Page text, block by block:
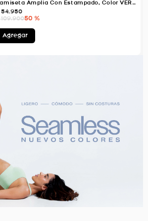
Camiseta Amplia Con Estampado, Color VERDE AGUA Para Mujer
54.950
109.90050 %
Agregar